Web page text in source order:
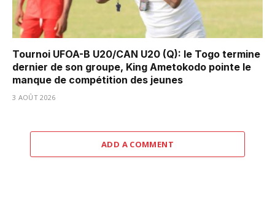
Tournoi UFOA-B U20/CAN U20 (Q): le Togo termine
dernier de son groupe, King Ametokodo pointe le
manque de compétition des jeunes
3 AOÛT 2026
ADD A COMMENT